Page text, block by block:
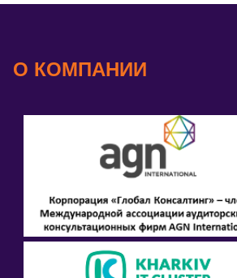
О КОМПАНИИ